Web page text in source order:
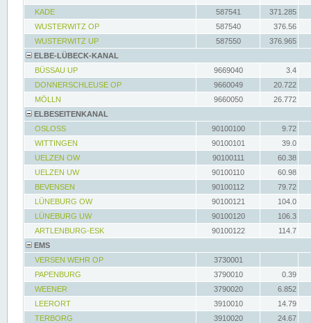
KADE
587541
371.285
WUSTERWITZ OP
587540
376.56
WUSTERWITZ UP
587550
376.965
ELBE-LÜBECK-KANAL
BÜSSAU UP
9669040
3.4
DONNERSCHLEUSE OP
9660049
20.722
MÖLLN
9660050
26.772
ELBESEITENKANAL
OSLOSS
90100100
9.72
WITTINGEN
90100101
39.0
UELZEN OW
90100111
60.38
UELZEN UW
90100110
60.98
BEVENSEN
90100112
79.72
LÜNEBURG OW
90100121
104.0
LÜNEBURG UW
90100120
106.3
ARTLENBURG-ESK
90100122
114.7
EMS
VERSEN WEHR OP
3730001
PAPENBURG
3790010
0.39
WEENER
3790020
6.852
LEERORT
3910010
14.79
TERBORG
3910020
24.67